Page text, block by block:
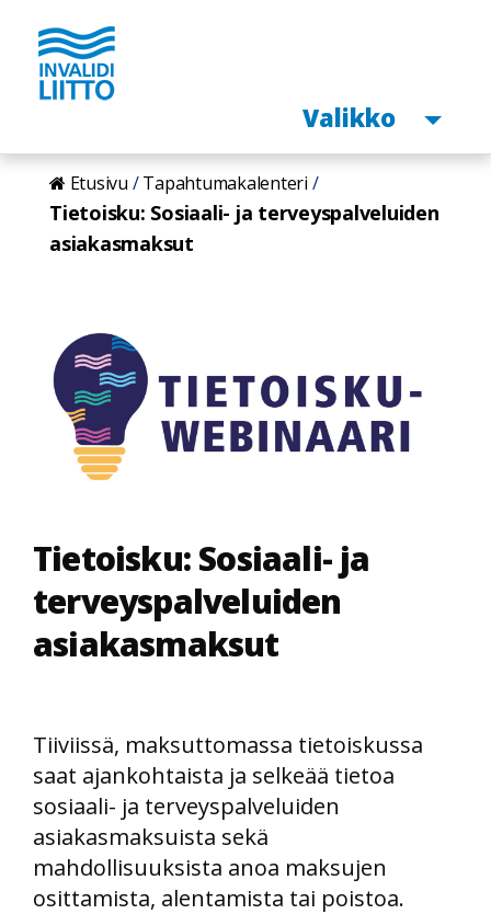
Hyppää
pääsisältöön
Avaa
Valikko
Etusivu Tapahtumakalenteri
Tietoisku: Sosiaali- ja terveyspalveluiden
asiakasmaksut
Tietoisku: Sosiaali- ja
terveyspalveluiden
asiakasmaksut
Tiiviissä, maksuttomassa tietoiskussa
saat ajankohtaista ja selkeää tietoa
sosiaali- ja terveyspalveluiden
asiakasmaksuista sekä
mahdollisuuksista anoa maksujen
osittamista, alentamista tai poistoa.